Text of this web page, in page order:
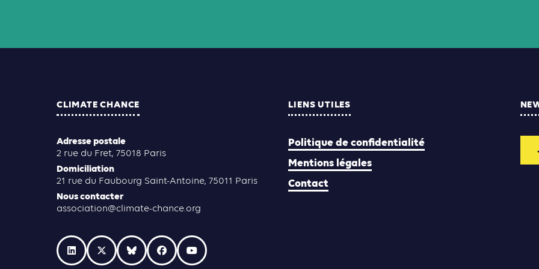
CLIMATE CHANCE
Adresse postale
2 rue du Fret, 75018 Paris
Domiciliation
21 rue du Faubourg Saint-Antoine, 75011 Paris
Nous contacter
association@climate-chance.org
LIENS UTILES
Politique de confidentialité
Mentions légales
Contact